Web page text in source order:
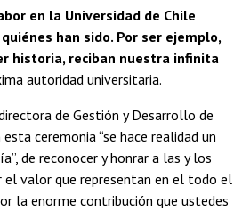
en la Universidad de Chile
han sido. Por ser ejemplo,
historia, reciban nuestra infinita
autoridad universitaria.
de Gestión y Desarrollo de
ceremonia “se hace realidad un
de reconocer y honrar a las y los
el valor que representan en el todo el
la enorme contribución que ustedes